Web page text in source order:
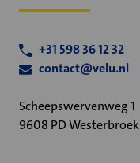
+31 598 36 12 32
contact@velu.nl
Scheepswervenweg 1
9608 PD Westerbroek